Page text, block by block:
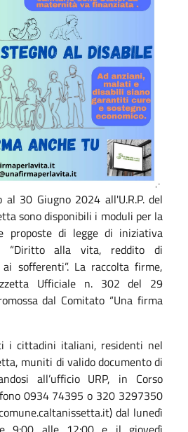
30 Giugno 2024 all'U.R.P. del
sono disponibili i moduli per la
proposte di legge di iniziativa
“Diritto alla vita, reddito di
sofferenti”. La raccolta firme,
Ufficiale n. 302 del 29
dal Comitato “Una firma
i cittadini italiani, residenti nel
muniti di valido documento di
all’ufficio URP, in Corso
0934 74395 o 320 3297350
dal lunedì